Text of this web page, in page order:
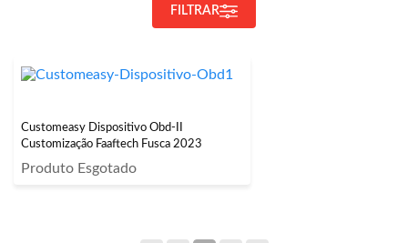
FILTRAR
Customeasy Dispositivo Obd-II
Customização Faaftech Fusca 2023
Produto Esgotado